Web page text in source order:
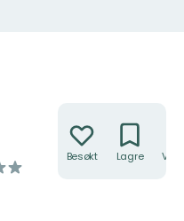
Besøkt Lagre